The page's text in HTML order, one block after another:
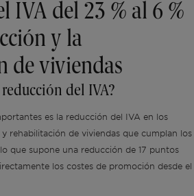
IVA del 23 % al 6 %
y la
de viviendas
del IVA?
es la reducción del IVA en los
rehabilitación de viviendas que cumplan los
que supone una reducción de 17 puntos
los costes de promoción desde el